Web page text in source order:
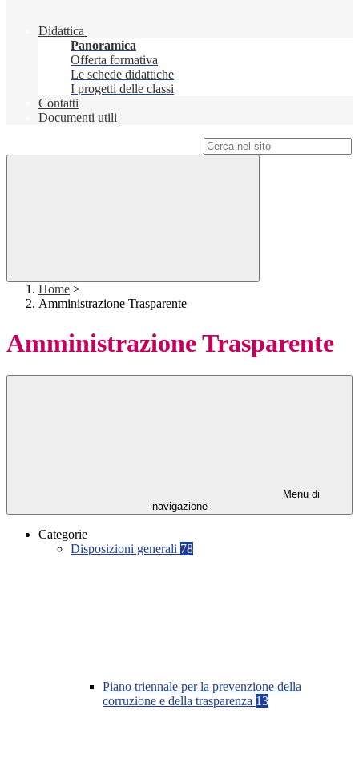
Didattica
Panoramica
Offerta formativa
Le schede didattiche
I progetti delle classi
Contatti
Documenti utili
Home >
Amministrazione Trasparente
Amministrazione Trasparente
Menu di
navigazione
Categorie
Disposizioni generali 78
Piano triennale per la prevenzione della
corruzione e della trasparenza 13